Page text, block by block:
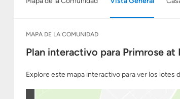
MAPA DE LA COMUNIDAD
Plan interactivo para Primrose at
Explore este mapa interactivo para ver los lotes